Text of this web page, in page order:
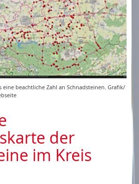
eine beachtliche Zahl an Schnadsteinen. Grafik/
der
im Kreis